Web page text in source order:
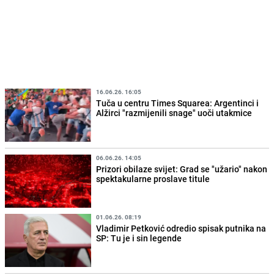
16.06.26. 16:05
Tuča u centru Times Squarea: Argentinci i
Alžirci "razmijenili snage" uoči utakmice
06.06.26. 14:05
Prizori obilaze svijet: Grad se "užario" nakon
spektakularne proslave titule
01.06.26. 08:19
Vladimir Petković odredio spisak putnika na
SP: Tu je i sin legende